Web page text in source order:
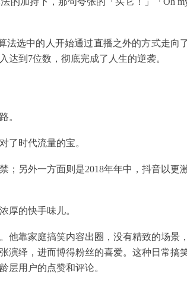
法选中的人开始通过直播之外的方式走向
达到7位数，彻底完成了人生的逆袭。
。
了时代流量的宝。
；另外一方面则是2018年年中，抖音以更
厚的快手味儿。
他靠家庭搞笑内容出圈，没有精致的场景，
演绎，进而博得粉丝的喜爱。这种日常搞
层用户的点赞和评论。